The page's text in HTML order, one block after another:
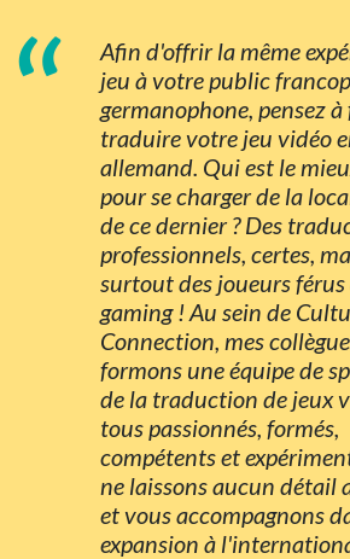
“
Afin d'offrir la même
jeu à votre public
germanophone, pensez
traduire votre jeu vidéo
allemand. Qui est le
pour se charger de la
de ce dernier ? Des
professionnels, certes,
surtout des joueurs férus
gaming ! Au sein de
Connection, mes
formons une équipe de
de la traduction de jeux
tous passionnés, formés,
compétents et
ne laissons aucun détail
et vous accompagnons
expansion à